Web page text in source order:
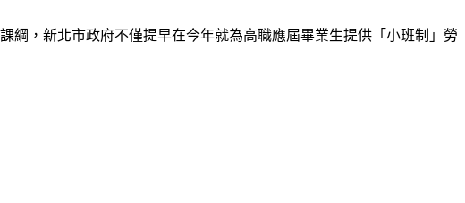
綱，新北市政府不僅提早在今年就為高職應屆畢業生提供「小班制」勞